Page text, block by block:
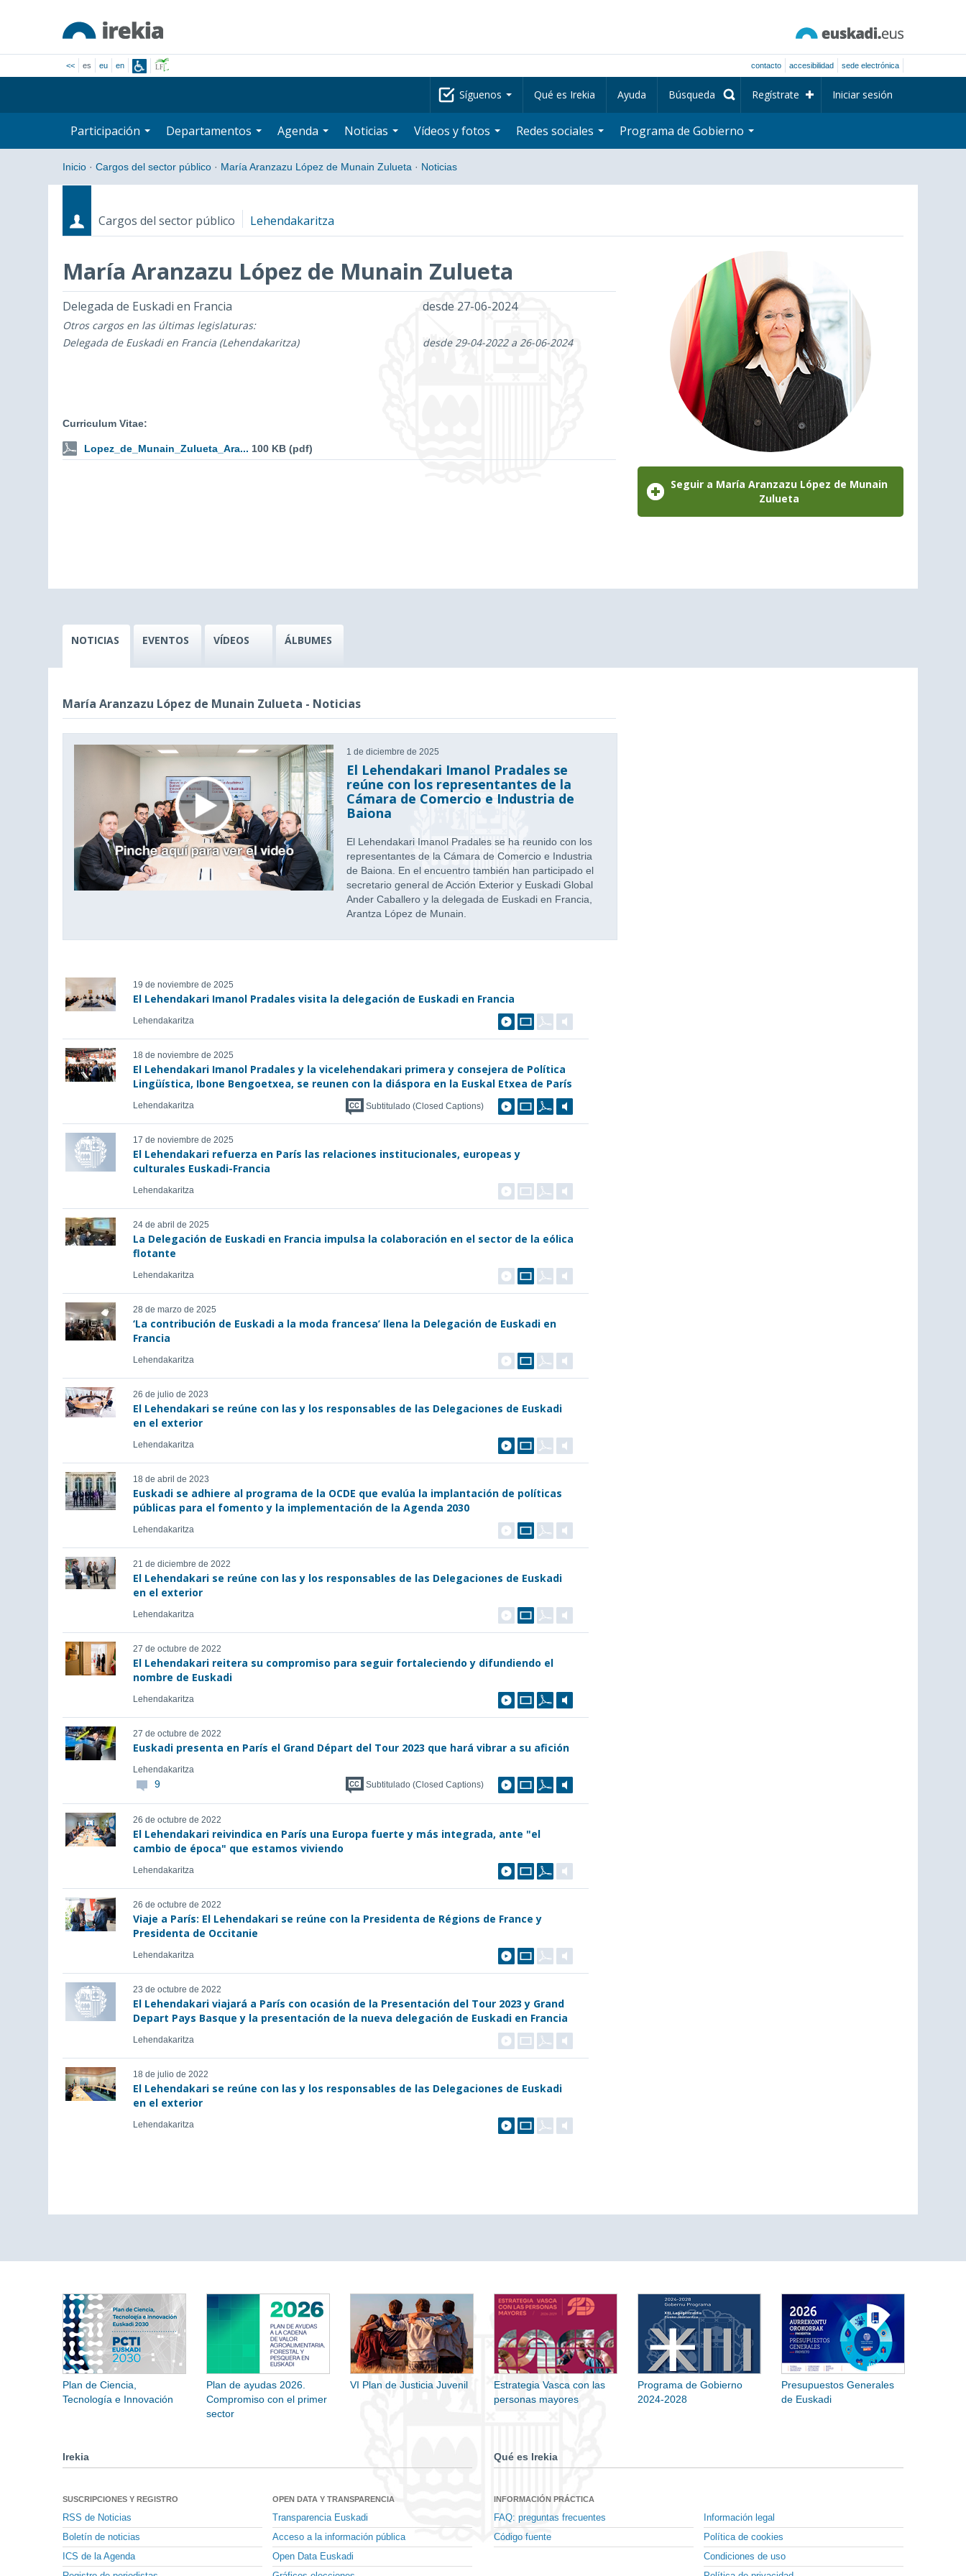
<< es eu en contacto accesibilidad sede electrónica
Síguenos Qué es Irekia Ayuda Búsqueda Regístrate Iniciar sesión
Participación Departamentos Agenda Noticias Vídeos y fotos Redes sociales Programa de Gobierno
Inicio · Cargos del sector público · María Aranzazu López de Munain Zulueta · Noticias
Cargos del sector público Lehendakaritza
María Aranzazu López de Munain Zulueta
CargosFecha de inicio - Fecha fin
Delegada de Euskadi en Francia desde 27-06-2024
Otros cargos en las últimas legislaturas:
Delegada de Euskadi en Francia (Lehendakaritza)
desde 29-04-2022 a 26-06-2024
Curriculum Vitae:
Lopez_de_Munain_Zulueta_Ara... 100 KB (pdf)
NOTICIAS EVENTOS VÍDEOS ÁLBUMES
María Aranzazu López de Munain Zulueta - Noticias
1 de diciembre de 2025
El Lehendakari Imanol Pradales se
reúne con los representantes de la
Cámara de Comercio e Industria de
Baiona
El Lehendakari Imanol Pradales se ha reunido con los
representantes de la Cámara de Comercio e Industria
de Baiona. En el encuentro también han participado el
secretario general de Acción Exterior y Euskadi Global
Ander Caballero y la delegada de Euskadi en Francia,
Arantza López de Munain.
19 de noviembre de 2025
El Lehendakari Imanol Pradales visita la delegación de Euskadi en Francia
Lehendakaritza
18 de noviembre de 2025
El Lehendakari Imanol Pradales y la vicelehendakari primera y consejera de Política
Lingüística, Ibone Bengoetxea, se reunen con la diáspora en la Euskal Etxea de París
Lehendakaritza Subtitulado (Closed Captions)
17 de noviembre de 2025
El Lehendakari refuerza en París las relaciones institucionales, europeas y
culturales Euskadi-Francia
Lehendakaritza
24 de abril de 2025
La Delegación de Euskadi en Francia impulsa la colaboración en el sector de la eólica
flotante
Lehendakaritza
28 de marzo de 2025
‘La contribución de Euskadi a la moda francesa’ llena la Delegación de Euskadi en
Francia
Lehendakaritza
26 de julio de 2023
El Lehendakari se reúne con las y los responsables de las Delegaciones de Euskadi
en el exterior
Lehendakaritza
18 de abril de 2023
Euskadi se adhiere al programa de la OCDE que evalúa la implantación de políticas
públicas para el fomento y la implementación de la Agenda 2030
Lehendakaritza
21 de diciembre de 2022
El Lehendakari se reúne con las y los responsables de las Delegaciones de Euskadi
en el exterior
Lehendakaritza
27 de octubre de 2022
El Lehendakari reitera su compromiso para seguir fortaleciendo y difundiendo el
nombre de Euskadi
Lehendakaritza
27 de octubre de 2022
Euskadi presenta en París el Grand Départ del Tour 2023 que hará vibrar a su afición
Lehendakaritza
9 Subtitulado (Closed Captions)
26 de octubre de 2022
El Lehendakari reivindica en París una Europa fuerte y más integrada, ante "el
cambio de época" que estamos viviendo
Lehendakaritza
26 de octubre de 2022
Viaje a París: El Lehendakari se reúne con la Presidenta de Régions de France y
Presidenta de Occitanie
Lehendakaritza
23 de octubre de 2022
El Lehendakari viajará a París con ocasión de la Presentación del Tour 2023 y Grand
Depart Pays Basque y la presentación de la nueva delegación de Euskadi en Francia
Lehendakaritza
18 de julio de 2022
El Lehendakari se reúne con las y los responsables de las Delegaciones de Euskadi
en el exterior
Lehendakaritza
Plan de Ciencia,
Tecnología e Innovación
Plan de ayudas 2026.
Compromiso con el primer
sector
VI Plan de Justicia Juvenil
Estrategia Vasca con las
personas mayores
Programa de Gobierno
2024-2028
Presupuestos Generales
de Euskadi
Irekia
SUSCRIPCIONES Y REGISTRO
RSS de Noticias
Boletín de noticias
ICS de la Agenda
OPEN DATA Y TRANSPARENCIA
Transparencia Euskadi
Acceso a la información pública
Open Data Euskadi
Qué es Irekia
INFORMACIÓN PRÁCTICA
FAQ: preguntas frecuentes
Código fuente
Información legal
Política de cookies
Condiciones de uso